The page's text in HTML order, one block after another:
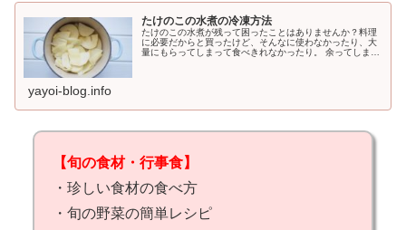
たけのこの水煮の冷凍方法
たけのこの水煮が残って困ったことはありませんか？料理
に必要だからと買ったけど、そんなに使わなかったり、大
量にもらってしまって食べきれなかったり。 余ってしまっ
yayoi-blog.info
【旬の食材・行事食】
・珍しい食材の食べ方
・旬の野菜の簡単レシピ